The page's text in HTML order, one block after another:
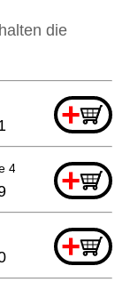
die
+
4x20 +
+